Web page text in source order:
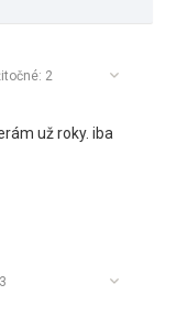
2
už roky. iba
3